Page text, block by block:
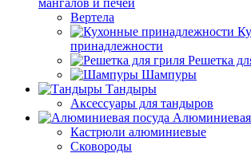
мангалов и печей
Вертела
принадлежности
Решетка
Шампуры
Тандыры
Аксессуары для тандыров
Алюминиевая
Кастрюли алюминиевые
Сковороды